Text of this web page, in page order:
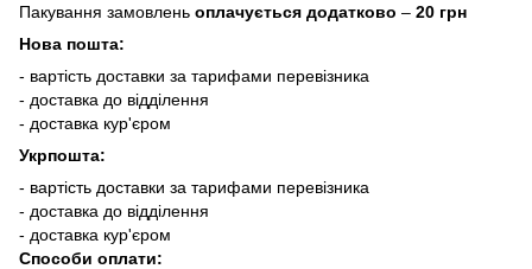
Пакування замовлень оплачується додатково – 20 грн
Нова пошта:
- вартість доставки за тарифами перевізника
- доставка до відділення
- доставка кур'єром
Укрпошта:
- вартість доставки за тарифами перевізника
- доставка до відділення
- доставка кур'єром
Способи оплати: